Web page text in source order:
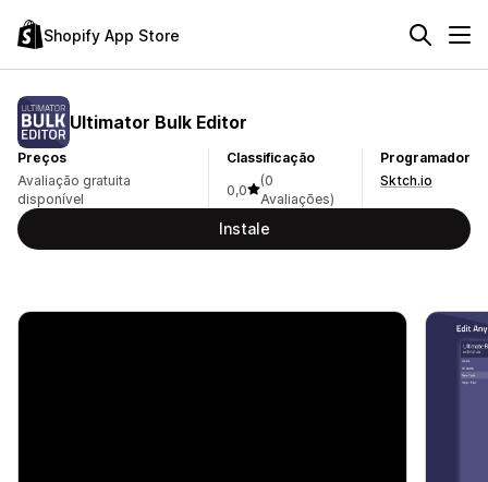
Shopify App Store
Ultimator Bulk Editor
Preços
Avaliação gratuita
disponível
Classificação
0,0
(0
Avaliações)
Programador
Sktch.io
Instale